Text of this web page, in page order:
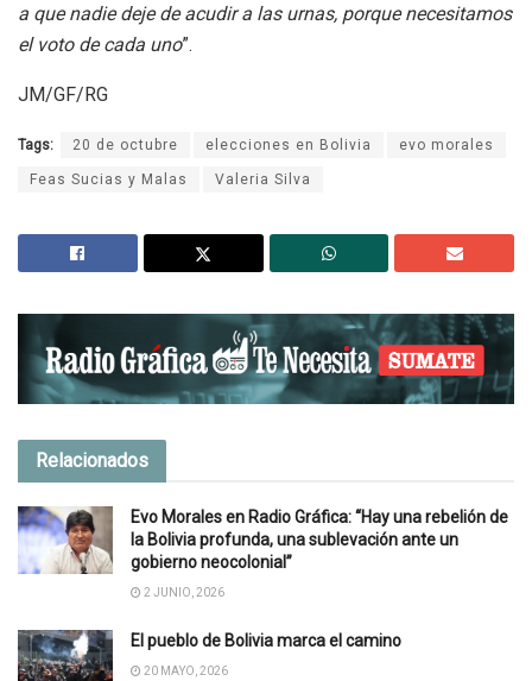
a que nadie deje de acudir a las urnas, porque necesitamos
el voto de cada uno”.
JM/GF/RG
Tags: 20 de octubre elecciones en Bolivia evo morales
Feas Sucias y Malas Valeria Silva
Relacionados
Evo Morales en Radio Gráfica: “Hay una rebelión de
la Bolivia profunda, una sublevación ante un
gobierno neocolonial”
2 JUNIO, 2026
El pueblo de Bolivia marca el camino
20 MAYO, 2026